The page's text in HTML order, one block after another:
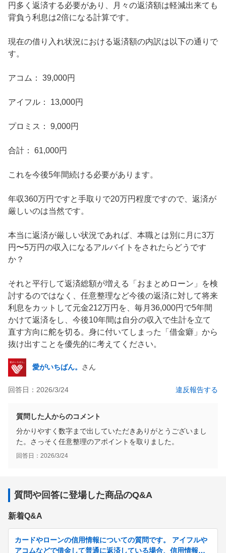
円多く返済する必要があり、月々の返済額は軽減出来ても
背負う利息は2倍になる計算です。
​現在の借り入れ状況における返済額の内訳は以下の通りで
す。
​アコム： 39,000円
​アイフル： 13,000円
​プロミス： 9,000円
​合計： 61,000円
​これを今後5年間続ける必要があります。
年収360万円ですと手取りで20万円程度ですので、返済が
厳しいのは当然です。
本当に返済が厳しい状況であれば、本職とは別に月に3万
円〜5万円の収入になるアルバイトをされたらどうです
か？
​それと平行して返済総額が増える「おまとめローン」を検
討するのではなく、任意整理など今後の返済に対して将来
利息をカットして元金212万円を、毎月36,000円で5年間
かけて返済をし、今後10年間は自分の収入で生計を立て
直す方向に舵を切る。身に付いてしまった「借金癖」から
抜け出すことを優先的に考えてください。
愛がいちばん。 さん
回答日： 2026/3/24 違反報告する
質問した人からのコメント
分かりやすく数字まで出していただきありがとうございまし
た。さっそく任意整理のアポイントを取りました。
回答日： 2026/3/24
質問や回答に登場した商品のQ&A
新着Q&A
カードやローンの信用情報についての質問です。 アイフルや
アコムなどで借金して普通に返済している場合、信用情報に